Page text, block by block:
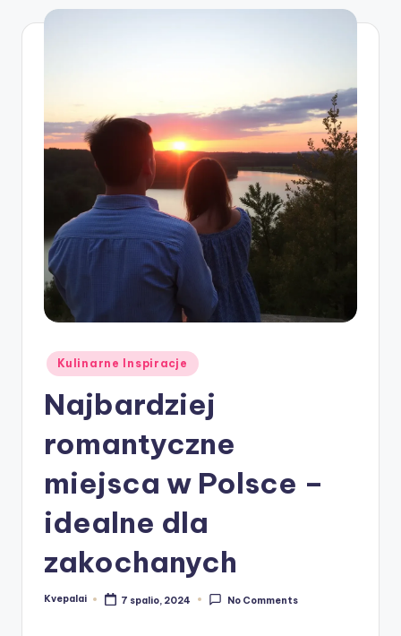
Posted
in
Kulinarne Inspiracje
Najbardziej
romantyczne
miejsca w Polsce –
idealne dla
zakochanych
Posted
Kvepalai 7 spalio, 2024 No Comments